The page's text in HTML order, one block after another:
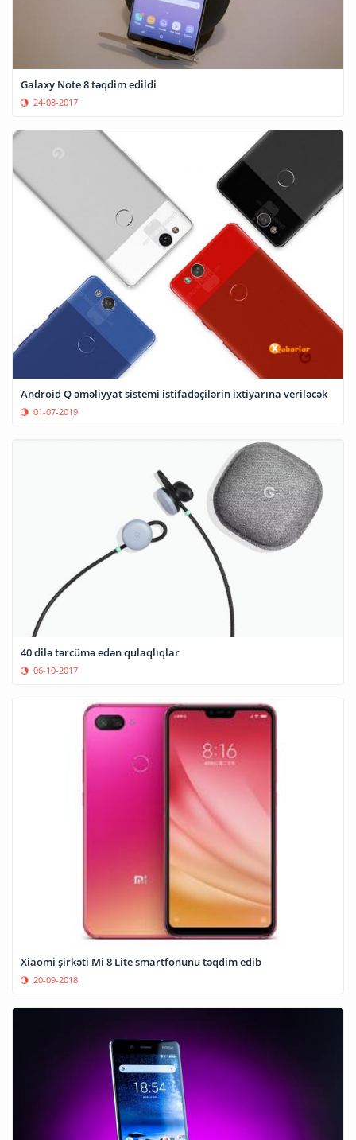
Galaxy Note 8 təqdim edildi
24-08-2017
Android Q əməliyyat sistemi istifadəçilərin ixtiyarına veriləcək
01-07-2019
40 dilə tərcümə edən qulaqlıqlar
06-10-2017
Xiaomi şirkəti Mi 8 Lite smartfonunu təqdim edib
20-09-2018